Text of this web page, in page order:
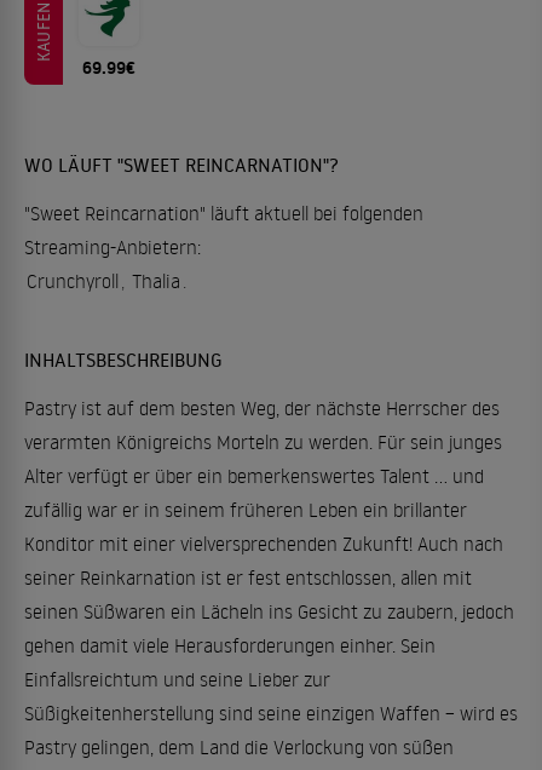
KAUFEN
69.99€
WO LÄUFT "SWEET REINCARNATION"?
"Sweet Reincarnation" läuft aktuell bei folgenden
Streaming-Anbietern:
Crunchyroll Thalia
INHALTSBESCHREIBUNG
Pastry ist auf dem besten Weg, der nächste Herrscher des
verarmten Königreichs Morteln zu werden. Für sein junges
Alter verfügt er über ein bemerkenswertes Talent … und
zufällig war er in seinem früheren Leben ein brillanter
Konditor mit einer vielversprechenden Zukunft! Auch nach
seiner Reinkarnation ist er fest entschlossen, allen mit
seinen Süßwaren ein Lächeln ins Gesicht zu zaubern, jedoch
gehen damit viele Herausforderungen einher. Sein
Einfallsreichtum und seine Lieber zur
Süßigkeitenherstellung sind seine einzigen Waffen – wird es
Pastry gelingen, dem Land die Verlockung von süßen